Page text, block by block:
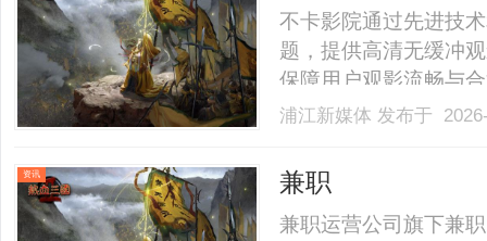
代
不卡影院通过先进技
题，提供高清无缓冲
保障用户观影流畅与
浦江新媒体 发布于
资讯 兼职
兼职运营公司旗下兼职